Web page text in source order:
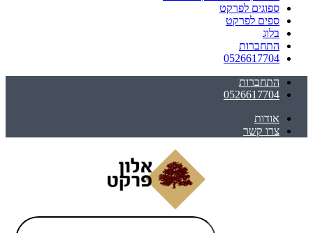
ספוגים לפרקט
ספים לפרקט
בלוג
התחברות
0526617704
התחברות
0526617704
אודות
צרו קשר